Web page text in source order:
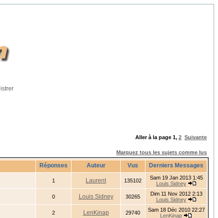
Aller à la page 1, 2 Suivante
Marquez tous les sujets comme lus
Réponses Auteur Vus Derniers Messages
1 Laurent 135102
Sam 19 Jan 2013 1:45
Louis Sidney
0 Louis Sidney 30265
Dim 11 Nov 2012 2:13
Louis Sidney
2 LenKinap 29740
Sam 18 Déc 2010 22:27
LenKinap